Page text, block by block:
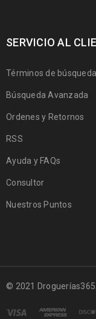
SERVICIO AL
Términos de búsqueda
Búsqueda Avanzada
Ordenes y Retornos
RSS
Ayuda y FAQs
Consultor
Nuestros Puntos
© 2021